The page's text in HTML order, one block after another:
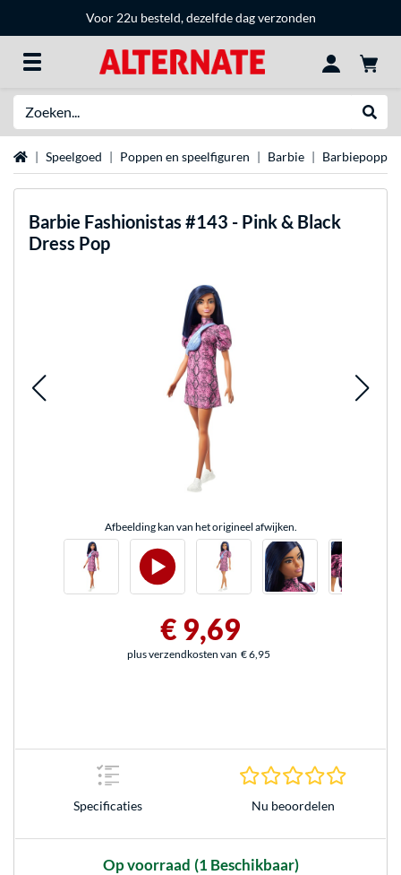
Voor 22u besteld, dezelfde dag verzonden
HomeSpeelgoed Poppen en speelfiguren Barbie Barbiepoppen
Barbie Fashionistas #143 - Pink & Black
Dress Pop
Afbeelding kan van het origineel afwijken.
€ 9,69
plus verzendkosten van € 6,95
Specificaties Nu beoordelen
Op voorraad (1 Beschikbaar)